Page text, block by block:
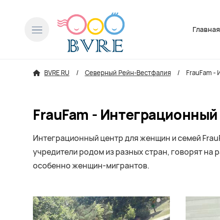
Главная
BVRE RU Северный Рейн-Вестфалия FrauFam
FrauFam -
Интеграционный центр для женщин и семей
учредители родом из разных стран, говорят на
особенно женщин-мигрантов.